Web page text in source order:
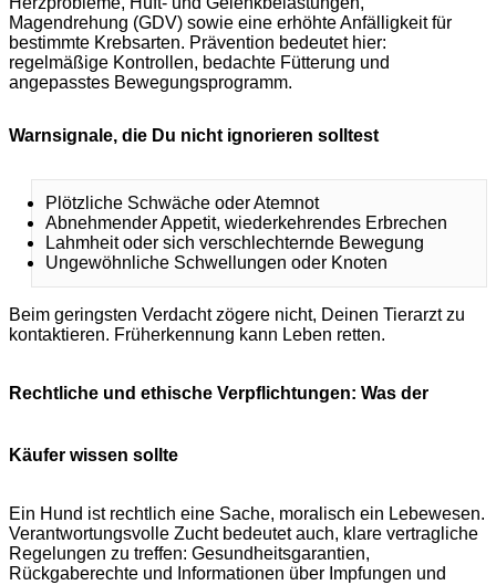
Magendrehung (GDV) sowie eine erhöhte Anfälligkeit für
bestimmte Krebsarten. Prävention bedeutet hier:
regelmäßige Kontrollen, bedachte Fütterung und
angepasstes Bewegungsprogramm.
Warnsignale, die Du nicht ignorieren solltest
Plötzliche Schwäche oder Atemnot
Abnehmender Appetit, wiederkehrendes Erbrechen
Lahmheit oder sich verschlechternde Bewegung
Ungewöhnliche Schwellungen oder Knoten
Beim geringsten Verdacht zögere nicht, Deinen Tierarzt zu
kontaktieren. Früherkennung kann Leben retten.
Rechtliche und ethische Verpflichtungen: Was der
Käufer wissen sollte
Ein Hund ist rechtlich eine Sache, moralisch ein Lebewesen.
Verantwortungsvolle Zucht bedeutet auch, klare vertragliche
Regelungen zu treffen: Gesundheitsgarantien,
Rückgaberechte und Informationen über Impfungen und